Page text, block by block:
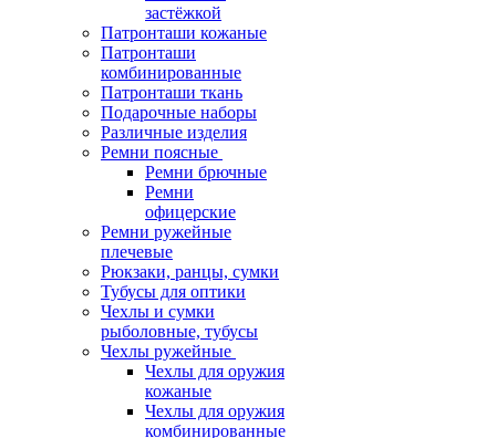
застёжкой
Патронташи кожаные
Патронташи
комбинированные
Патронташи ткань
Подарочные наборы
Различные изделия
Ремни поясные
Ремни брючные
Ремни
офицерские
Ремни ружейные
плечевые
Рюкзаки, ранцы, сумки
Тубусы для оптики
Чехлы и сумки
рыболовные, тубусы
Чехлы ружейные
Чехлы для оружия
кожаные
Чехлы для оружия
комбинированные